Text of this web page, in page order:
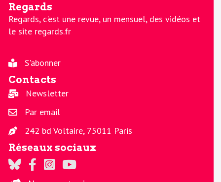
Regards
Regards, c'est une revue, un mensuel, des vidéos et
le site regards.fr
S'abonner
Contacts
Newsletter
Par email
242 bd Voltaire, 75011 Paris
Réseaux sociaux
Regards sur Twitter
Regards sur Facebook
Regards sur Instagram
La chaine Regards sur Youtube